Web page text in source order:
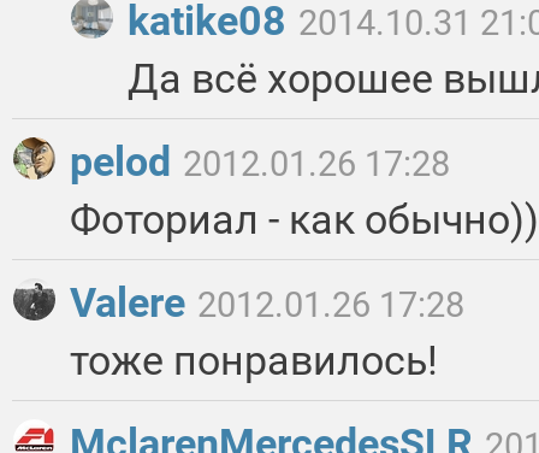
katike08 2014.10.31
Да всё хорошее
pelod 2012.01.26 17:28
Фоториал - как
Valere 2012.01.26 17:28
тоже понравилось!